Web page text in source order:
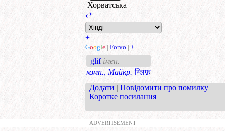
Хорватська
⇄
+
Google | Forvo | +
glif імен.
комп., Майкр. ग्लिफ़
Додати | Повідомити про помилку |
Коротке посилання
ADVERTISEMENT